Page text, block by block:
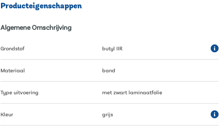
Producteigenschappen
Algemene Omschrijving
Grondstof butyl IIR
Materiaal band
Type uitvoering met zwart laminaatfolie
Kleur grijs